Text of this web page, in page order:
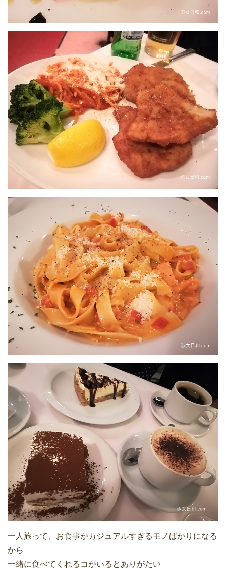
一人旅って、お食事がカジュアルすぎるモノばかりになる
から
一緒に食べてくれるコがいるとありがたい